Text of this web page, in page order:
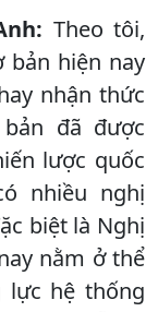
Theo tôi,
bản hiện nay
nhận thức
đã được
lược quốc
nhiều nghị
biệt là Nghị
nằm ở thể
lực hệ thống